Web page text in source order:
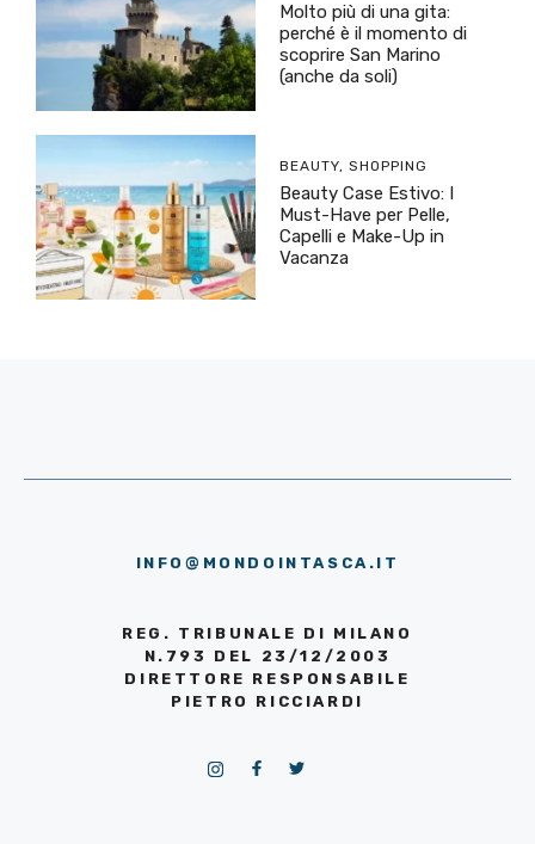
Molto più di una gita:
perché è il momento di
scoprire San Marino
(anche da soli)
BEAUTY, SHOPPING
Beauty Case Estivo: I
Must-Have per Pelle,
Capelli e Make-Up in
Vacanza
INFO@MONDOINTASCA.IT
REG. TRIBUNALE DI MILANO
N.793 DEL 23/12/2003
DIRETTORE RESPONSABILE
PIETRO RICCIARDI